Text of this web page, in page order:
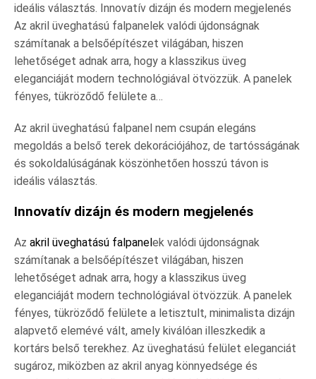
ideális választás. Innovatív dizájn és modern megjelenés
Az akril üveghatású falpanelek valódi újdonságnak
számítanak a belsőépítészet világában, hiszen
lehetőséget adnak arra, hogy a klasszikus üveg
eleganciáját modern technológiával ötvözzük. A panelek
fényes, tükröződő felülete a…
Az akril üveghatású falpanel nem csupán elegáns
megoldás a belső terek dekorációjához, de tartósságának
és sokoldalúságának köszönhetően hosszú távon is
ideális választás.
Innovatív dizájn és modern megjelenés
Az akril üveghatású falpanel ek valódi újdonságnak
számítanak a belsőépítészet világában, hiszen
lehetőséget adnak arra, hogy a klasszikus üveg
eleganciáját modern technológiával ötvözzük. A panelek
fényes, tükröződő felülete a letisztult, minimalista dizájn
alapvető elemévé vált, amely kiválóan illeszkedik a
kortárs belső terekhez. Az üveghatású felület eleganciát
sugároz, miközben az akril anyag könnyedsége és